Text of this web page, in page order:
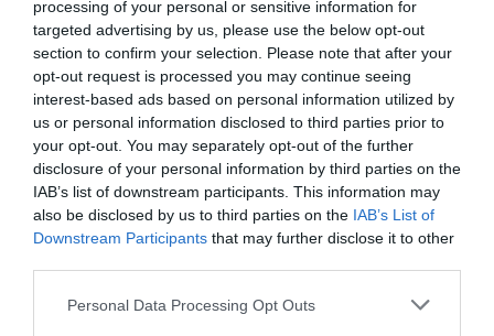
processing of your personal or sensitive information for
targeted advertising by us, please use the below opt-out
section to confirm your selection. Please note that after your
opt-out request is processed you may continue seeing
interest-based ads based on personal information utilized by
us or personal information disclosed to third parties prior to
your opt-out. You may separately opt-out of the further
disclosure of your personal information by third parties on the
IAB’s list of downstream participants. This information may
also be disclosed by us to third parties on the IAB’s List of
Downstream Participants that may further disclose it to other
Personal Data Processing Opt Outs
Gente de Zona.